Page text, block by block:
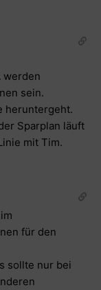
werden
sein.
heruntergeht.
Sparplan läuft
mit Tim.
für den
sollte nur bei